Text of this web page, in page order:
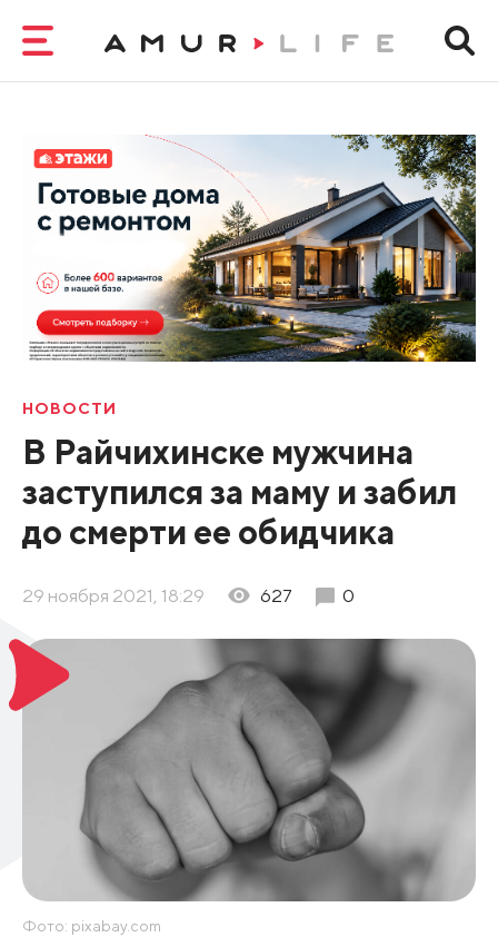
НОВОСТИ
В Райчихинске мужчина
заступился за маму и забил
до смерти ее обидчика
29 ноября 2021, 18:29 627 0
Фото: pixabay.com